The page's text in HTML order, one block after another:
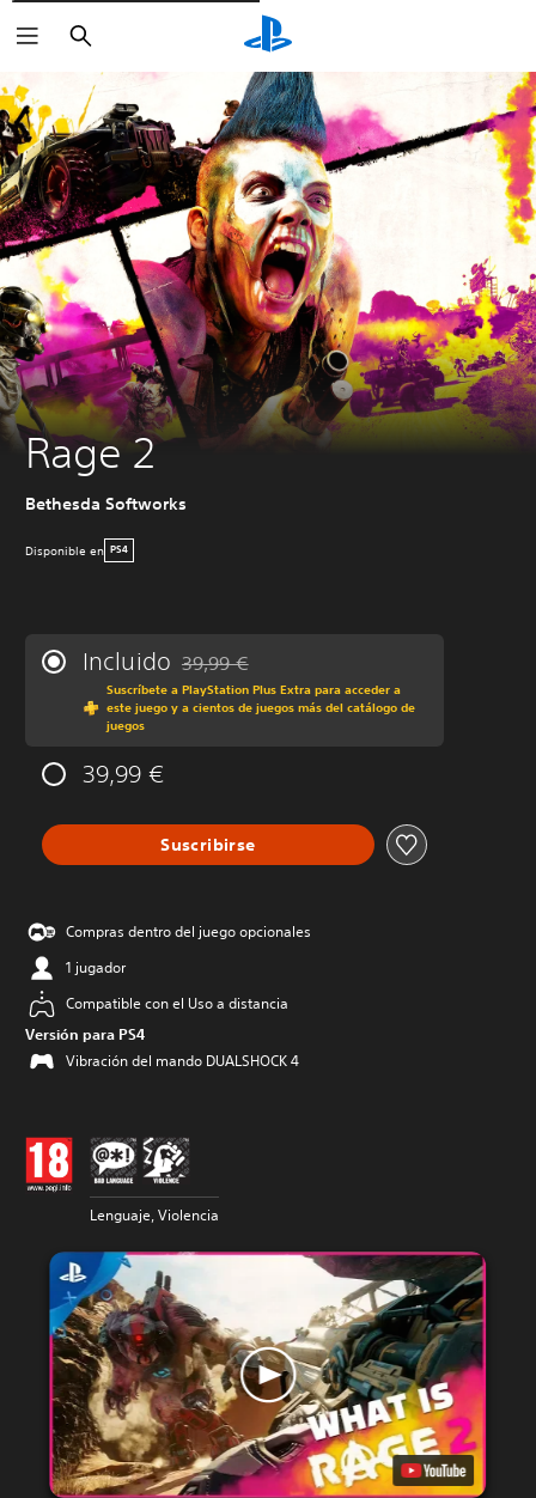
Buscar
Rage 2
Bethesda Softworks
Disponible en PS4
Incluido Rebajado del precio original de 39,99 €
39,99 €
Suscríbete a PlayStation Plus Extra para acceder a
este juego y a cientos de juegos más del catálogo de
juegos
39,99 €
Suscribirse
Compras dentro del juego opcionales
1 jugador
Compatible con el Uso a distancia
Versión para PS4
Vibración del mando DUALSHOCK 4
Lenguaje, Violencia